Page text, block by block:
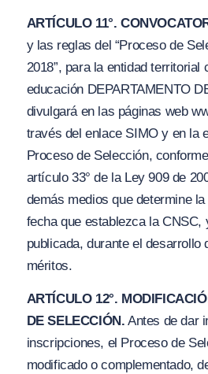
ARTÍCULO 11°.
y las reglas del “Proceso de
2018”, para la entidad territorial
educación DEPARTAMENTO
divulgará en las páginas web
través del enlace SIMO y en la
Proceso de Selección,
artículo 33° de la Ley 909 de
demás medios que determine
fecha que establezca la CNSC,
publicada, durante el desarrollo
méritos.
ARTÍCULO 12°.
DE SELECCIÓN. Antes de dar
inscripciones, el Proceso de
modificado o complementado,